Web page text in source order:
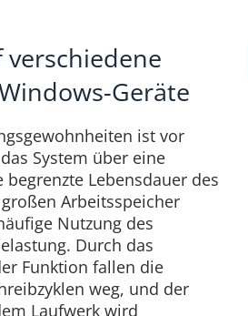
Geräte
ist vor
System über eine
begrenzte Lebensdauer des
Arbeitsspeicher
Nutzung des
Durch das
Funktion fallen die
weg, und der
Laufwerk wird